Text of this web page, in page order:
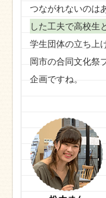
つながれないのは
した工夫で高校生
学生団体の立ち上
岡市の合同文化祭
企画ですね。